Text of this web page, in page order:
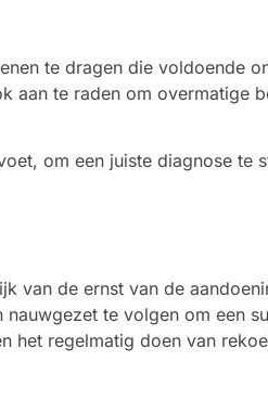
te dragen die voldoende
aan te raden om overmatige
om een juiste diagnose te
van de ernst van de
te volgen om een
het regelmatig doen van